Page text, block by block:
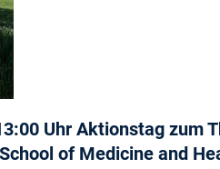
Uhr Aktionstag zum
of Medicine and